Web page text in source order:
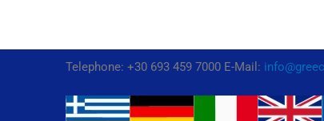
Telephone: +30 693 459 7000 E-Mail: